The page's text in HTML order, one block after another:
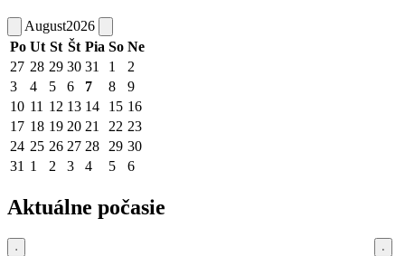
August2026
Po Ut St Št Pia So Ne
27 28 29 30 31 1
2
3
4 5 6 7 8
9
10 11 12 13 14 15 16
17 18 19 20 21 22 23
24 25 26 27 28 29 30
31 1 2 3 4 5 6
Aktuálne počasie